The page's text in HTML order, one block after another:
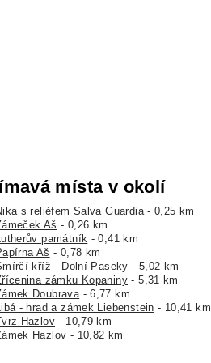
místa v okolí
s reliéfem Salva Guardia- 0,25 km
Aš - 0,26 km
památník - 0,41 km
Aš - 0,78 km
kříž - Dolní Paseky - 5,02 km
zámku Kopaniny - 5,31 km
Doubrava- 6,77 km
- hrad a zámek Liebenstein - 10,41 km
Hazlov - 10,79 km
Hazlov - 10,82 km